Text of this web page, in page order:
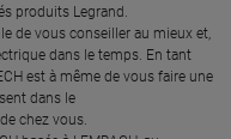
produits Legrand.
de vous conseiller au mieux et,
dans le temps. En tant
est à même de vous faire une
dans le
chez vous.​